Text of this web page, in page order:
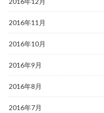
2016年11月
2016年10月
2016年9月
2016年8月
2016年7月